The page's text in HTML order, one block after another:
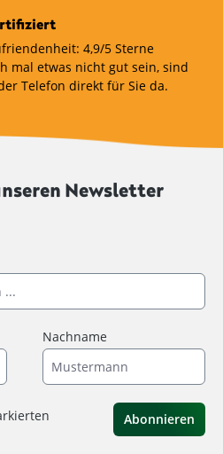
4,9/5 Sterne
mal etwas nicht gut sein, sind
Telefon direkt für Sie da.
Newsletter
Nachname
Abonnieren